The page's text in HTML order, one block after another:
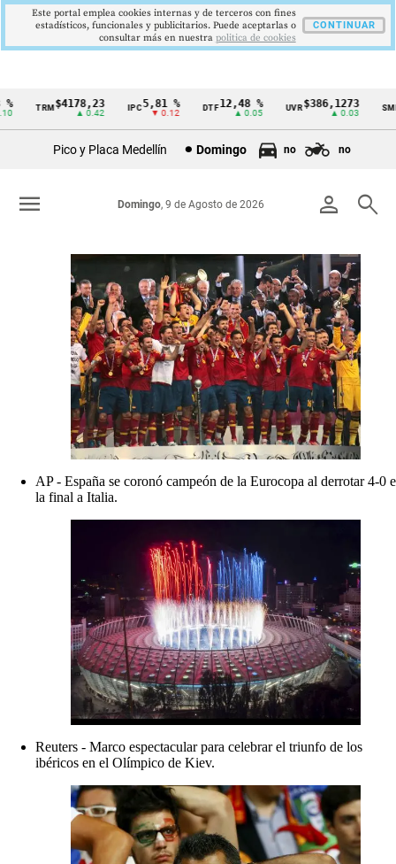
Cintillo
Colombia
IPC5,81 %
▼ 0.12
DTF12,48 %
▲ 0.05
UVR$386,1273
▲ 0.03
SMMLV$1.750.905
—
Pico y Placa Medellín Domingo no no
person search
Domingo, 9 de Agosto de 2026
menu
AP - España se coronó campeón de la Eurocopa al derrotar 4-0 e
la final a Italia.
Reuters - Marco espectacular para celebrar el triunfo de los
ibéricos en el Olímpico de Kiev.
Este portal emplea cookies internas y de terceros con fines
estadísticos, funcionales y publicitarios. Puede aceptarlas o
consultar más en nuestra politica de cookies
CONTINUAR